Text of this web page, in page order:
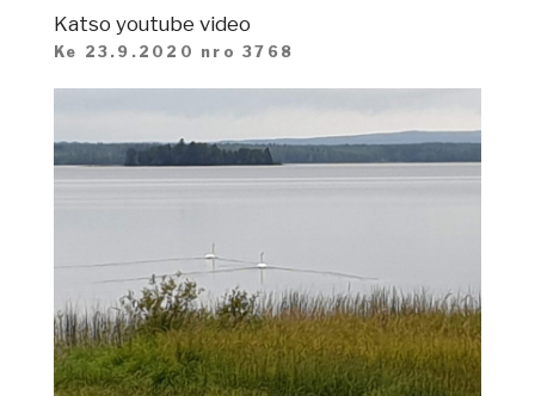
Katso youtube video
Ke 23.9.2020 nro 3768